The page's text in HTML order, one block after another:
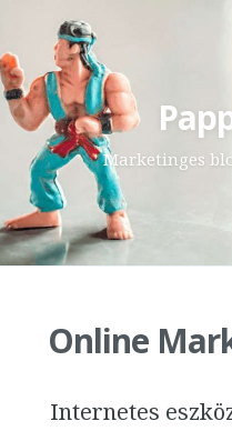
Skip
to
content
Marketinges
Online
Internetes